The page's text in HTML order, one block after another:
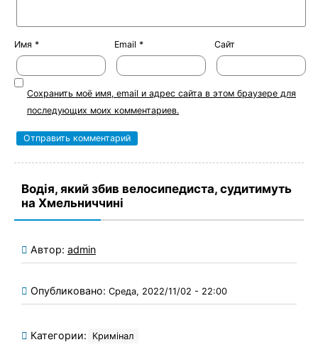
Имя * Email * Сайт
Сохранить моё имя, email и адрес сайта в этом браузере для
последующих моих комментариев.
Водія, який збив велосипедиста, судитимуть
на Хмельниччині
Автор: admin
Опубликовано: Среда, 2022/11/02 - 22:00
Категории: Кримінал